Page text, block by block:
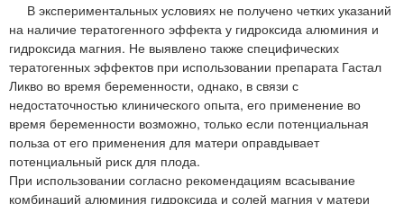
В экспериментальных условиях не получено четких указаний
на наличие тератогенного эффекта у гидроксида алюминия и
гидроксида магния. Не выявлено также специфических
тератогенных эффектов при использовании препарата Гастал
Ликво во время беременности, однако, в связи с
недостаточностью клинического опыта, его применение во
время беременности возможно, только если потенциальная
польза от его применения для матери оправдывает
потенциальный риск для плода.
При использовании согласно рекомендациям всасывание
комбинаций алюминия гидроксида и солей магния у матери